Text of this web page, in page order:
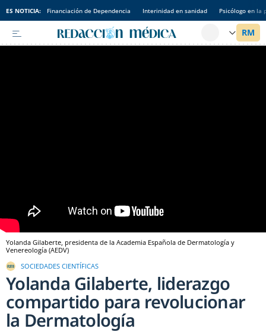
ES NOTICIA: Financiación de Dependencia Interinidad en sanidad Psicólogo en la
Yolanda Gilaberte, presidenta de la Academia Española de Dermatología y
Venereología (AEDV)
SOCIEDADES CIENTÍFICAS
Yolanda Gilaberte, liderazgo
compartido para revolucionar
la Dermatología